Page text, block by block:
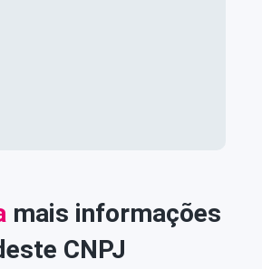
mais informações
CNPJ